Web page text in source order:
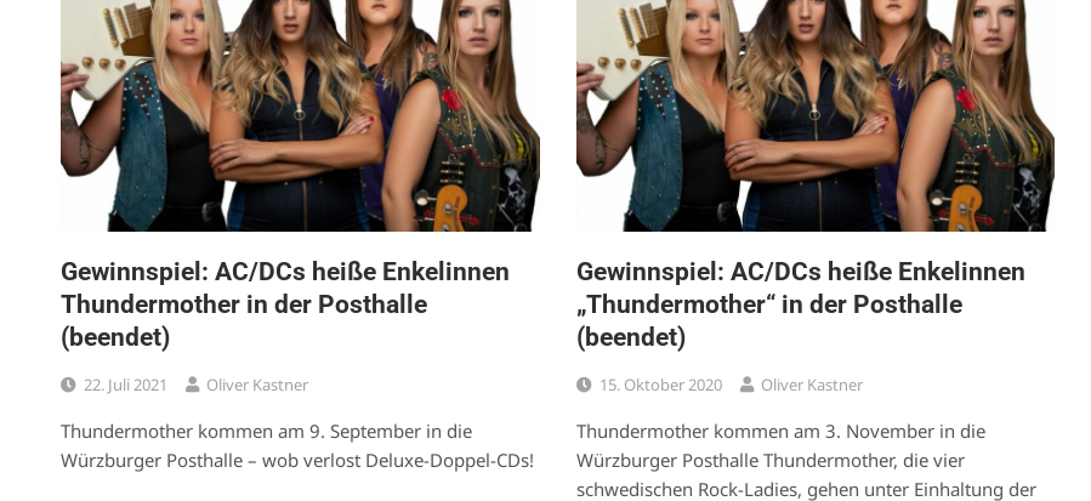
Gewinnspiel: AC/DCs heiße Enkelinnen
Thundermother in der Posthalle
(beendet)
22. Juli 2021 Oliver Kastner
Thundermother kommen am 9. September in die
Würzburger Posthalle – wob verlost Deluxe-Doppel-CDs!
Gewinnspiel: AC/DCs heiße Enkelinnen
„Thundermother“ in der Posthalle
(beendet)
15. Oktober 2020 Oliver Kastner
Thundermother kommen am 3. November in die
Würzburger Posthalle Thundermother, die vier
schwedischen Rock-Ladies, gehen unter Einhaltung der